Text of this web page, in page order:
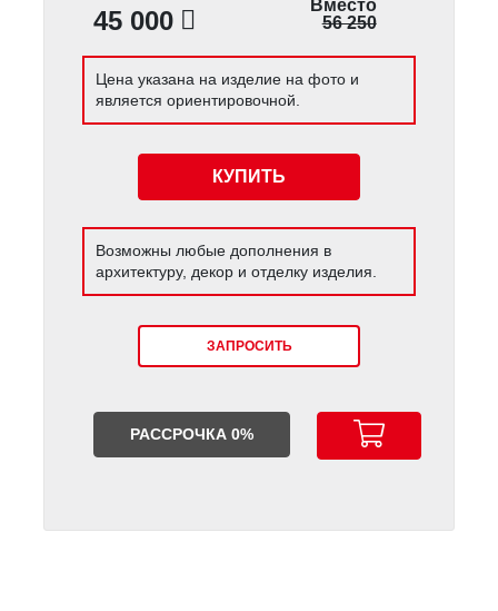
45 000
Вместо
56 250
Цена указана на изделие на фото и
является ориентировочной.
КУПИТЬ
Возможны любые дополнения в
архитектуру, декор и отделку изделия.
ЗАПРОСИТЬ
РАССРОЧКА 0%